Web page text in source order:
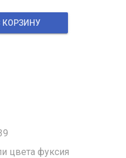
КОРЗИНУ
цвета фуксия